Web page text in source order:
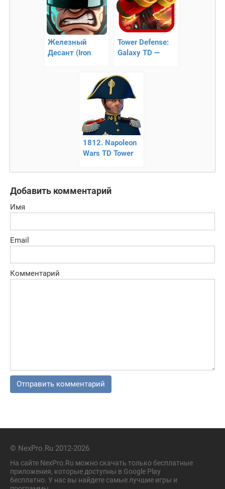
Железный
Десант (Iron
Tower Defense:
Galaxy TD —
стиле TD
1812. Napoleon
Wars TD Tower
game
Добавить комментарий
Имя
Email
Комментарий
© NexPro.Ru 2012-2026
На сайте NexPro.Ru можно скачать только бесплатные
приложения, которые доступны в Google Play
бесплатно. У нас вы найдете самые лучшие игры и